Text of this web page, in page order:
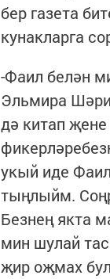
бер газета
кунакларга
-Фаил белән
Эльмира
дә китап
укый иде
тыңлыйм.
Безнең якта
мин шулай
җир оҗмах